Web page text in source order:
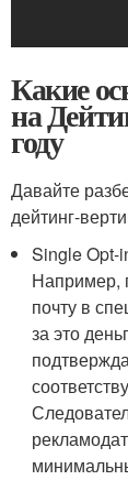
Какие
на
году
Давайте
дейтинг-
Single Opt-
Например,
почту в
за это